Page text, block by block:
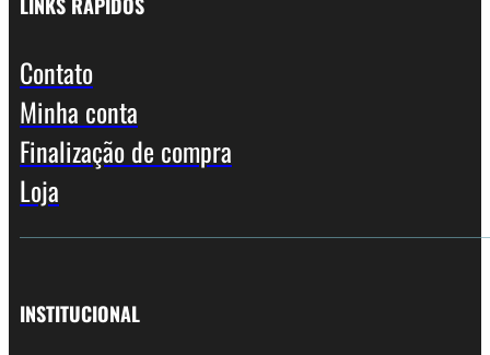
LINKS RÁPIDOS
Contato
Minha conta
Finalização de compra
Loja
INSTITUCIONAL